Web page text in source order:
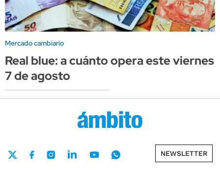
Mercado cambiario
Real blue: a cuánto opera este viernes
7 de agosto
NEWSLETTER